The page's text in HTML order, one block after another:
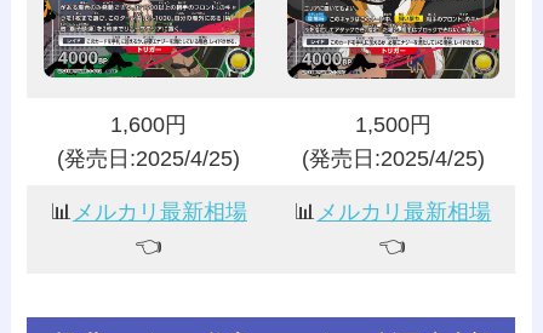
1,600円
(発売日:2025/4/25)
1,500円
(発売日:2025/4/25)
📊 メルカリ最新相場
👈️
📊 メルカリ最新相場
👈️